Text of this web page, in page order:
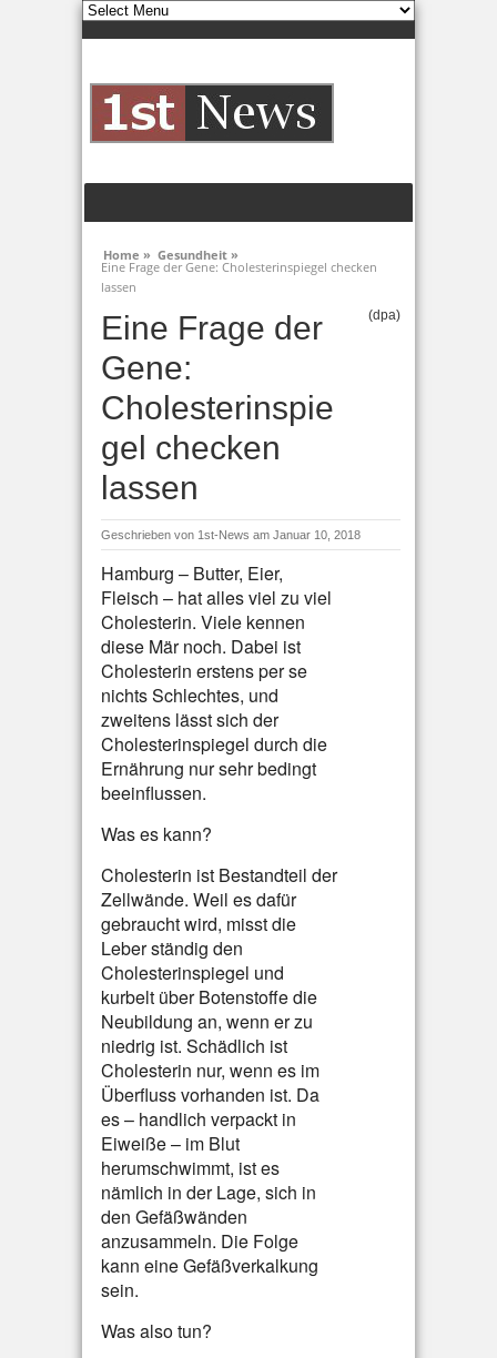
Home » Gesundheit »
Eine Frage der Gene: Cholesterinspiegel checken
lassen
Eine Frage der
Gene:
Cholesterinspie
gel checken
lassen
(dpa)
Geschrieben von 1st-News am Januar 10, 2018
Hamburg – Butter, Eier,
Fleisch – hat alles viel zu viel
Cholesterin. Viele kennen
diese Mär noch. Dabei ist
Cholesterin erstens per se
nichts Schlechtes, und
zweitens lässt sich der
Cholesterinspiegel durch die
Ernährung nur sehr bedingt
beeinflussen.
Was es kann?
Cholesterin ist Bestandteil der
Zellwände. Weil es dafür
gebraucht wird, misst die
Leber ständig den
Cholesterinspiegel und
kurbelt über Botenstoffe die
Neubildung an, wenn er zu
niedrig ist. Schädlich ist
Cholesterin nur, wenn es im
Überfluss vorhanden ist. Da
es – handlich verpackt in
Eiweiße – im Blut
herumschwimmt, ist es
nämlich in der Lage, sich in
den Gefäßwänden
anzusammeln. Die Folge
kann eine Gefäßverkalkung
sein.
Was also tun?